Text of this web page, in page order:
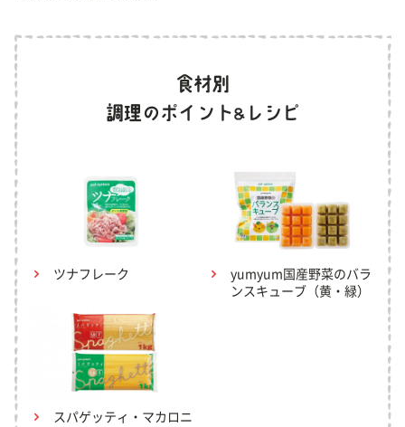
ツナフレーク
yumyum国産野菜のバラ
ンスキューブ（黄・緑）
スパゲッティ・マカロニ